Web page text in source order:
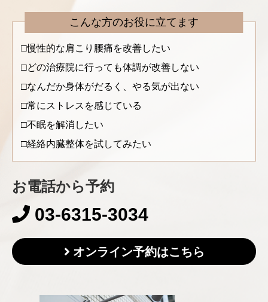
こんな方のお役に立てます
慢性的な肩こり腰痛を改善したい
どの治療院に行っても体調が改善しない
なんだか身体がだるく、やる気が出ない
常にストレスを感じている
不眠を解消したい
経絡内臓整体を試してみたい
お電話から予約
03-6315-3034
オンライン予約はこちら